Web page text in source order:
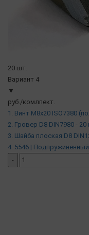
20 шт.
Вариант 4
▼
руб./комлпект.
1. Винт М8х20 ISO7380
2. Гровер D8 DIN7980 - 20
3. Шайба плоская D8
4. 5546 |
-